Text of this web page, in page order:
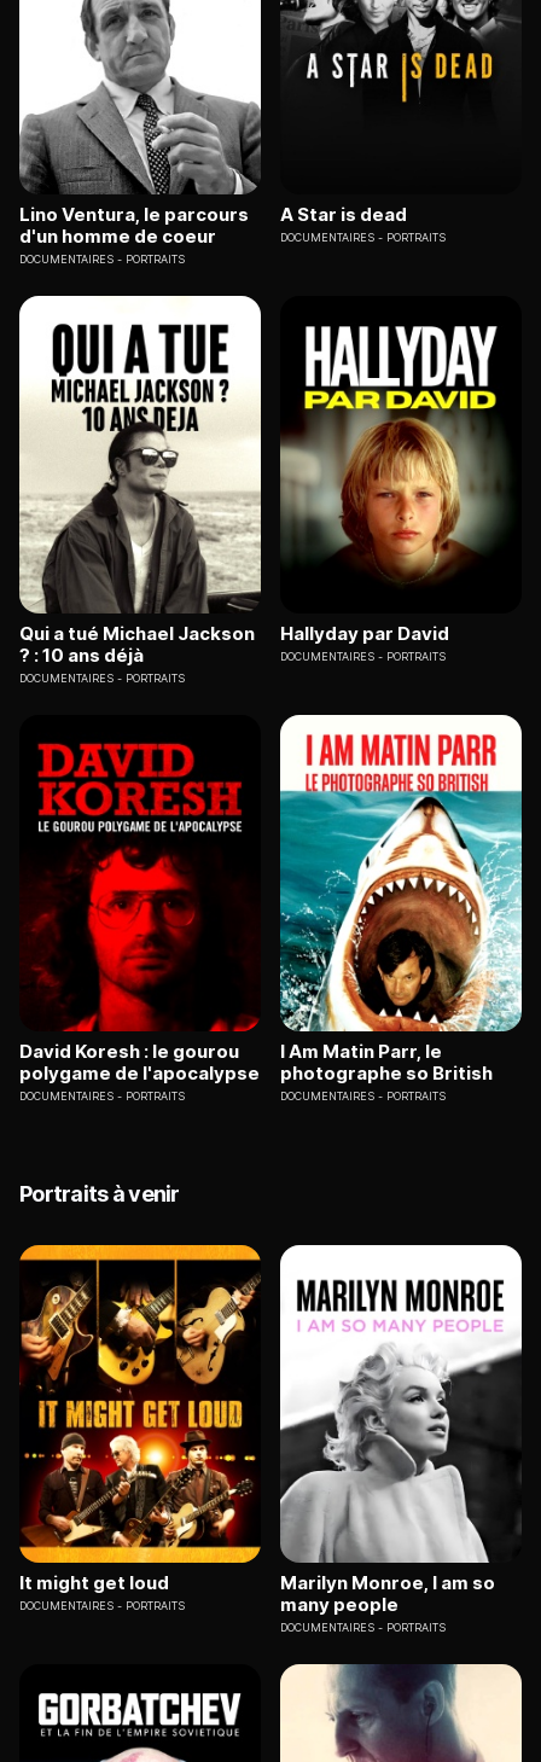
Lino Ventura, le parcours
d'un homme de coeur
DOCUMENTAIRES PORTRAITS
A Star is dead
DOCUMENTAIRES PORTRAITS
Qui a tué Michael Jackson
? : 10 ans déjà
DOCUMENTAIRES PORTRAITS
Hallyday par David
DOCUMENTAIRES PORTRAITS
David Koresh : le gourou
polygame de l'apocalypse
DOCUMENTAIRES PORTRAITS
I Am Matin Parr, le
photographe so British
DOCUMENTAIRES PORTRAITS
Portraits à venir
It might get loud
DOCUMENTAIRES PORTRAITS
Marilyn Monroe, I am so
many people
DOCUMENTAIRES PORTRAITS